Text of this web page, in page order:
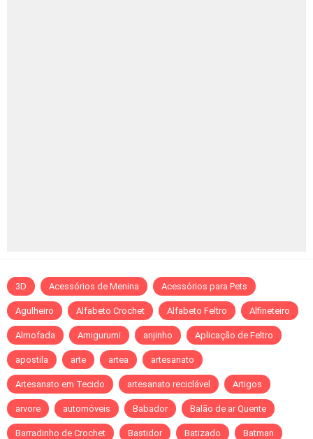
3D Acessórios de Menina Acessórios para Pets
Agulheiro Alfabeto Crochet Alfabeto Feltro Alfineteiro
Almofada Amigurumi anjinho Aplicação de Feltro
apostila arte artea artesanato
Artesanato em Tecido artesanato reciclável Artigos
arvore automóveis Babador Balão de ar Quente
Barradinho de Crochet Bastidor Batizado Batman